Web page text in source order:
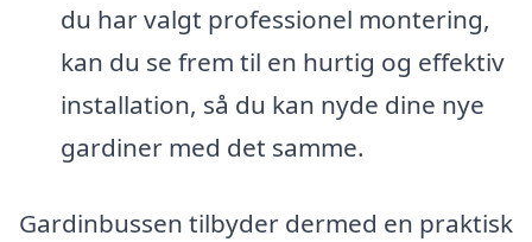
du har valgt professionel montering,
kan du se frem til en hurtig og effektiv
installation, så du kan nyde dine nye
gardiner med det samme.
Gardinbussen tilbyder dermed en praktisk